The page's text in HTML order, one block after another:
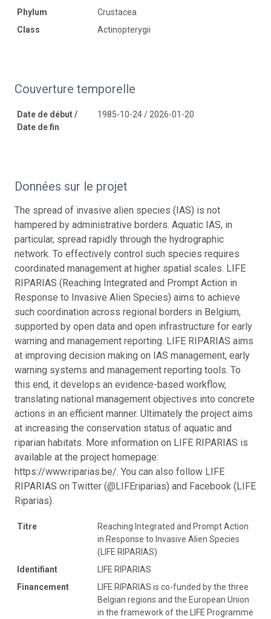
Phylum
Crustacea
Class
Actinopterygii
Couverture temporelle
Date de début /
Date de fin
1985-10-24 / 2026-01-20
Données sur le projet
The spread of invasive alien species (IAS) is not
hampered by administrative borders. Aquatic IAS, in
particular, spread rapidly through the hydrographic
network. To effectively control such species requires
coordinated management at higher spatial scales. LIFE
RIPARIAS (Reaching Integrated and Prompt Action in
Response to Invasive Alien Species) aims to achieve
such coordination across regional borders in Belgium,
supported by open data and open infrastructure for early
warning and management reporting. LIFE RIPARIAS aims
at improving decision making on IAS management, early
warning systems and management reporting tools. To
this end, it develops an evidence-based workflow,
translating national management objectives into concrete
actions in an efficient manner. Ultimately the project aims
at increasing the conservation status of aquatic and
riparian habitats. More information on LIFE RIPARIAS is
available at the project homepage:
https://www.riparias.be/. You can also follow LIFE
RIPARIAS on Twitter (@LIFEriparias) and Facebook (LIFE
Riparias).
Titre
Reaching Integrated and Prompt Action
in Response to Invasive Alien Species
(LIFE RIPARIAS)
Identifiant
LIFE RIPARIAS
Financement
LIFE RIPARIAS is co-funded by the three
Belgian regions and the European Union
in the framework of the LIFE Programme